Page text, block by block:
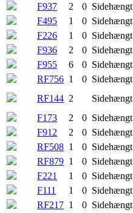
F937
2 0 Sidehængt
F495
1 0 Sidehængt
F226
1 0 Sidehængt
F936
2 0 Sidehængt
F955
6 0 Sidehængt
RF756 1 0 Sidehængt
RF144 2 Sidehængt
F173
2 0 Sidehængt
F912
2 0 Sidehængt
RF508 1 0 Sidehængt
RF879 1 0 Sidehængt
F221
1 0 Sidehængt
F111
1 0 Sidehængt
RF217 1 0 Sidehængt